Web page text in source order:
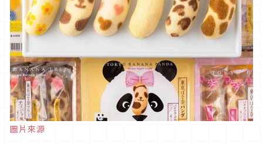
圖片來源